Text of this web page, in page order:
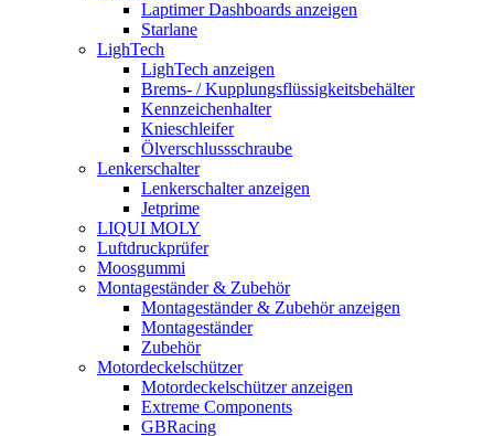
Laptimer Dashboards anzeigen
Starlane
LighTech
LighTech anzeigen
Brems- / Kupplungsflüssigkeitsbehälter
Kennzeichenhalter
Knieschleifer
Ölverschlussschraube
Lenkerschalter
Lenkerschalter anzeigen
Jetprime
LIQUI MOLY
Luftdruckprüfer
Moosgummi
Montageständer & Zubehör
Montageständer & Zubehör anzeigen
Montageständer
Zubehör
Motordeckelschützer
Motordeckelschützer anzeigen
Extreme Components
GBRacing